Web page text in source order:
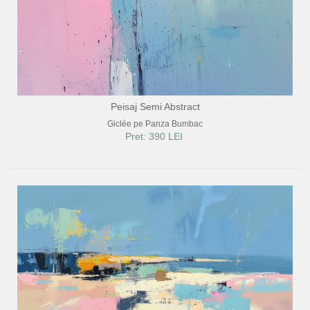
Peisaj Semi Abstract
Giclée pe Panza Bumbac
Pret: 390 LEI